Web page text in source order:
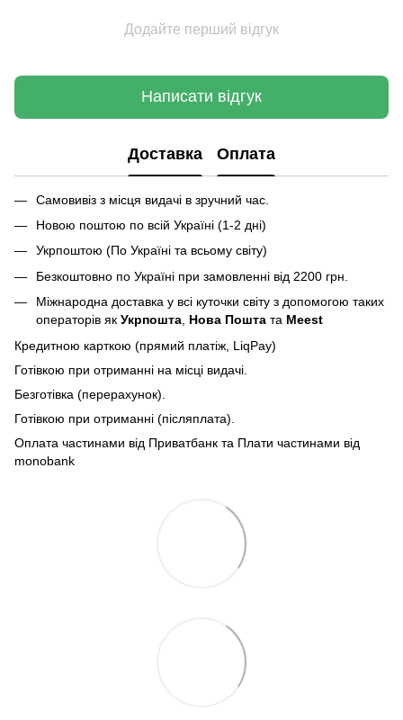
Додайте перший відгук
Написати відгук
Доставка Оплата
Самовивіз з місця видачі в зручний час.
Новою поштою по всій Україні (1-2 дні)
Укрпоштою (По Україні та всьому світу)
Безкоштовно по Україні при замовленні від 2200 грн.
Міжнародна доставка у всі куточки світу з допомогою таких
операторів як Укрпошта Нова Пошта та Meest
Кредитною карткою (прямий платіж, LiqPay)
Готівкою при отриманні на місці видачі.
Безготівка (перерахунок).
Готівкою при отриманні (післяплата).
Оплата частинами від Приватбанк та Плати частинами від
monobank